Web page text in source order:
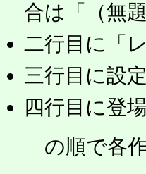
合は「（無
二行目に「
三行目に設
四行目に登
の順で各